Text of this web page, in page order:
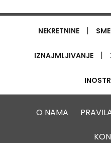
NEKRETNINE |
IZNAJMLJIVANJE |
O NAMA